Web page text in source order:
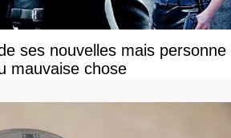
ses nouvelles mais personne
mauvaise chose